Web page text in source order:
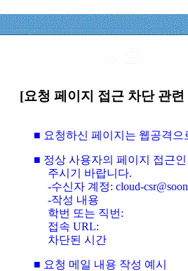
[요청 페이지 접근 차단 관
■ 요청하신 페이지는 웹공격
■ 정상 사용자의 페이지 접근
주시기 바랍니다.
-수신자 계정: cloud-
-작성 내용
학번 또는 직번:
접속 URL:
차단된 시간
■ 요청 메일 내용 작성 예시